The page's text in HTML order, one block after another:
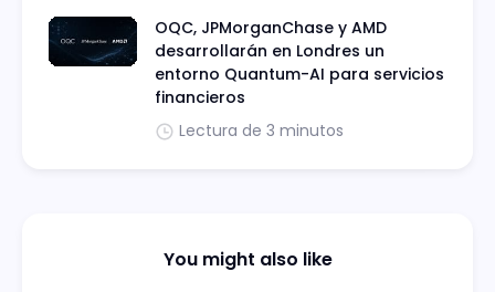
OQC, JPMorganChase y AMD
desarrollarán en Londres un
entorno Quantum-AI para servicios
financieros
Lectura de 3 minutos
You might also like